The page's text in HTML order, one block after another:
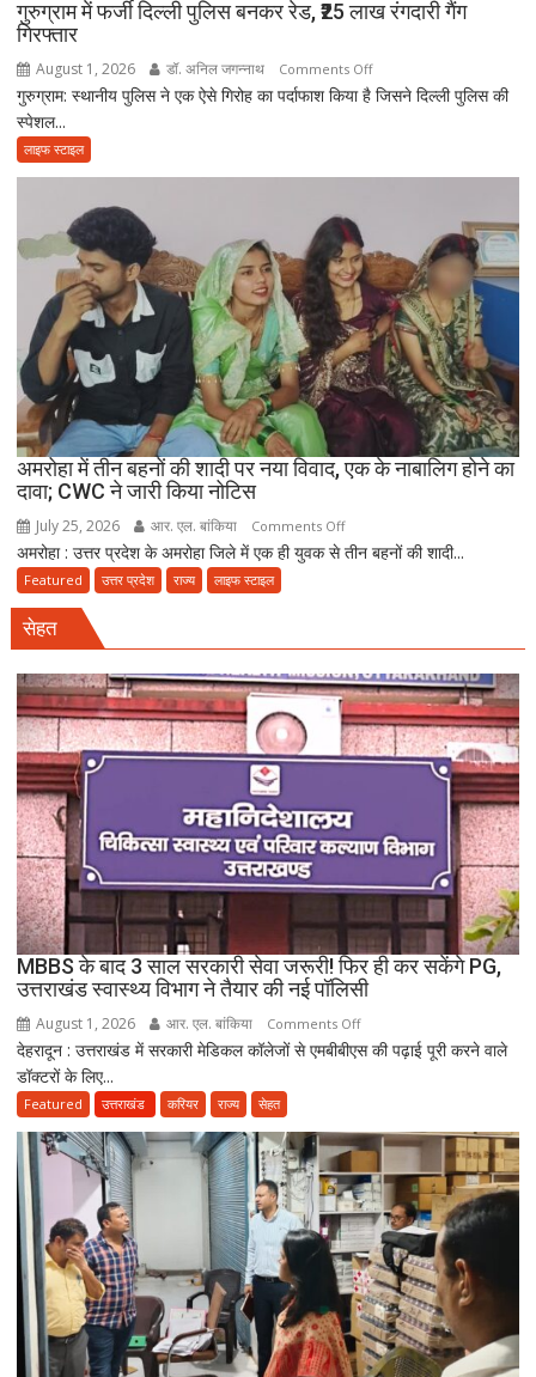
हो
वृद्धाश्रम
गुरुग्राम में फर्जी दिल्ली पुलिस बनकर रेड, ₹25 लाख रंगदारी गैंग
गिरफ्तार
August 1, 2026 डॉ. अनिल जगन्नाथ Comments Offon
गुरुग्राम
रेड,
₹25
लाख
रंगदारी
गैंग
गिरफ्तार
गुरुग्राम: स्थानीय पुलिस ने एक ऐसे गिरोह का पर्दाफाश किया है जिसने दिल्ली पुलिस की
स्पेशल...
लाइफ स्टाइल
अमरोहा में तीन बहनों की शादी पर नया विवाद, एक के नाबालिग होने का
दावा; CWC ने जारी किया नोटिस
July 25, 2026 आर. एल. बांकिया Comments Offon
अमरोहा
शादी
पर
नया
विवाद,
के
नाबालिग
का
दावा;
CWC
ने
जारी
किया
नोटिस
अमरोहा : उत्तर प्रदेश के अमरोहा जिले में एक ही युवक से तीन बहनों की शादी...
Featured उत्तर प्रदेश राज्य लाइफ स्टाइल
सेहत
MBBS के बाद 3 साल सरकारी सेवा जरूरी! फिर ही कर सकेंगे PG,
उत्तराखंड स्वास्थ्य विभाग ने तैयार की नई पॉलिसी
August 1, 2026 आर. एल. बांकिया Comments Offon
MBBS
साल
सरकारी
सेवा
जरूरी!
फिर
ही
कर
सकेंगे
PG,
देहरादून : उत्तराखंड में सरकारी मेडिकल कॉलेजों से एमबीबीएस की पढ़ाई पूरी करने वाले
डॉक्टरों के लिए...
Featured उत्तराखंड करियर राज्य सेहत